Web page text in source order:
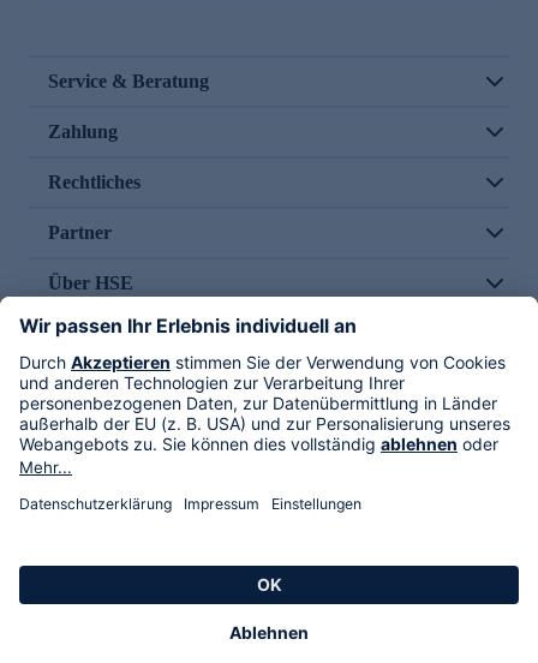
Service & Beratung
Zahlung
Rechtliches
Partner
Über HSE
Im TV
HSE International